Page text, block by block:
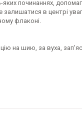
починаннях,
залишатися в центрі
флаконі.
на шию, за вуха,